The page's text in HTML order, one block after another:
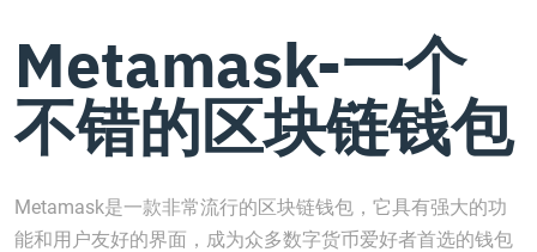
Metamask-一个
不错的区块链钱包
Metamask是一款非常流行的区块链钱包，它具有强大的功
能和用户友好的界面，成为众多数字货币爱好者首选的钱包